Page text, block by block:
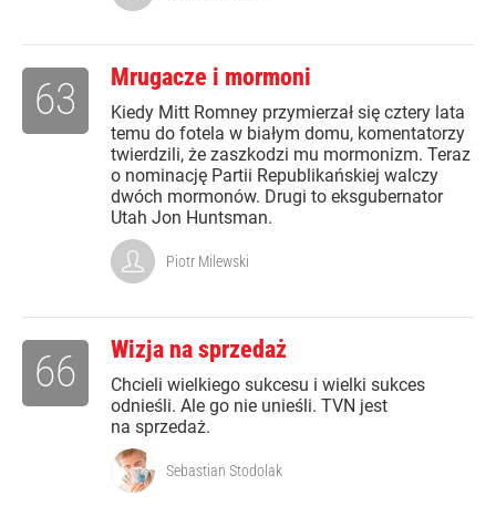
Mrugacze i mormoni
Kiedy Mitt Romney przymierzał się cztery lata
temu do fotela w białym domu, komentatorzy
twierdzili, że zaszkodzi mu mormonizm. Teraz
o nominację Partii Republikańskiej walczy
dwóch mormonów. Drugi to eksgubernator
Utah Jon Huntsman.
63
Piotr Milewski
Wizja na sprzedaż
Chcieli wielkiego sukcesu i wielki sukces
odnieśli. Ale go nie unieśli. TVN jest
na sprzedaż.
66
Sebastian Stodolak